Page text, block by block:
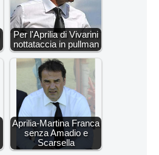
Per l'Aprilia di Vivarini
nottataccia in pullman
Aprilia-Martina Franca
senza Amadio e
Scarsella